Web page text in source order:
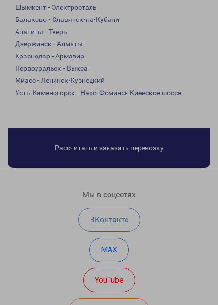
Шымкент - Электросталь
Балаково - Славянск-на-Кубани
Апатиты - Тверь
Дзержинск - Алматы
Краснодар - Армавир
Первоуральск - Выкса
Миасс - Ленинск-Кузнецкий
Усть-Каменогорск - Наро-Фоминск Киевское шоссе
Рассчитать и заказать перевозку
Мы в соцсетях
ВКонтакте
MAX
YouTube